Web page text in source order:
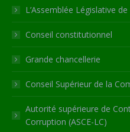
in
new
window
in
new
window
in
new
window
in
new
window
opens
in
new
L’Assemblée Législative
Conseil constitutionnel
Grande chancellerie
Conseil Supérieur de la
Autorité supérieure de
Corruption (ASCE-LC)